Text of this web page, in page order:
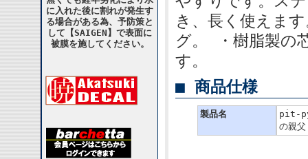
に入れた後に割れが発生す
る場合がある為、予防策と
して【SAIGEN】で表面に
被膜を施してください。
き、長く使えま
グ。 ・樹脂製の
す。
■ 商品仕様
製品名
pit-
の親